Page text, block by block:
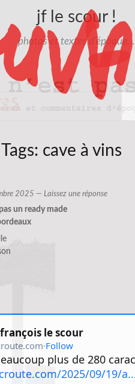
jf le scour !
photos et textes d'époque…
cave à vins
2025 — Laissez une réponse
un ready made